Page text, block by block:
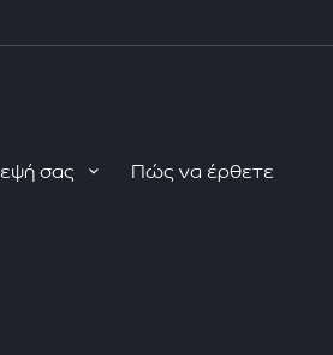
σας Πώς να έρθετε